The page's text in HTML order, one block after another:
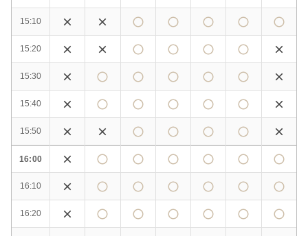
15:10
15:20
15:30
15:40
15:50
16:00
16:10
16:20